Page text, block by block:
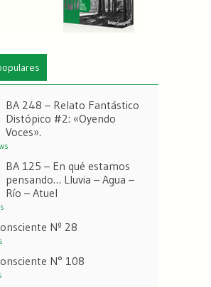
BA 248 – Relato Fantástico
Distópico #2: «Oyendo
Voces».
BA 125 – En qué estamos
pensando… Lluvia – Agua –
Río – Atuel
Nº 28
N° 108